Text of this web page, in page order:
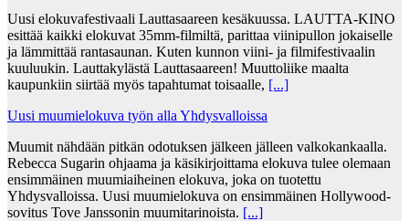
Uusi elokuvafestivaali Lauttasaareen kesäkuussa. LAUTTA-KINO
esittää kaikki elokuvat 35mm-filmiltä, parittaa viinipullon jokaiselle
ja lämmittää rantasaunan. Kuten kunnon viini- ja filmifestivaalin
kuuluukin. Lauttakylästä Lauttasaareen! Muuttoliike maalta
kaupunkiin siirtää myös tapahtumat toisaalle, [...]
Uusi muumielokuva työn alla Yhdysvalloissa
Muumit nähdään pitkän odotuksen jälkeen jälleen valkokankaalla.
Rebecca Sugarin ohjaama ja käsikirjoittama elokuva tulee olemaan
ensimmäinen muumiaiheinen elokuva, joka on tuotettu
Yhdysvalloissa. Uusi muumielokuva on ensimmäinen Hollywood-
sovitus Tove Janssonin muumitarinoista. [...]